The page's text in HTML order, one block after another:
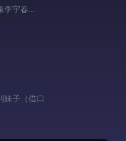
宇春…
妹子（借口